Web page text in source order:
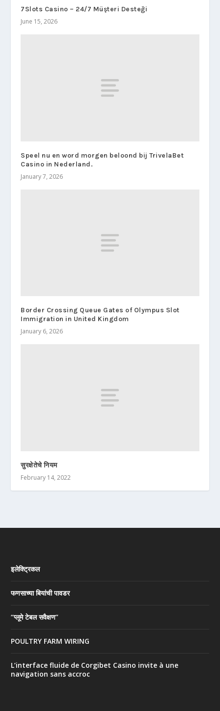
7Slots Casino – 24/7 Müşteri Desteği
June 15, 2026
Speel nu en word morgen beloond bij TrivelaBet
Casino in Nederland.
January 7, 2026
Border Crossing Queue Gates of Olympus Slot
Immigration in United Kingdom
January 6, 2026
सुरक्षेतेचे नियम
February 14, 2022
इलेक्ट्रिकल
फणसाच्या बियांची पावडर
“प्लूमे टेबल सवैक्षण”
POULTRY FARM WIRING
L’interface fluide de Corgibet Casino invite à une
navigation sans accroc